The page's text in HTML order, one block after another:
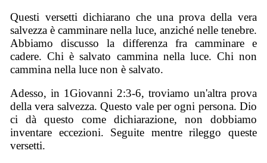
Questi versetti dichiarano che una prova della vera
salvezza è camminare nella luce, anziché nelle tenebre.
Abbiamo discusso la differenza fra camminare e
cadere. Chi è salvato cammina nella luce. Chi non
cammina nella luce non è salvato.
Adesso, in 1Giovanni 2:3-6, troviamo un'altra prova
della vera salvezza. Questo vale per ogni persona. Dio
ci dà questo come dichiarazione, non dobbiamo
inventare eccezioni. Seguite mentre rileggo queste
versetti.